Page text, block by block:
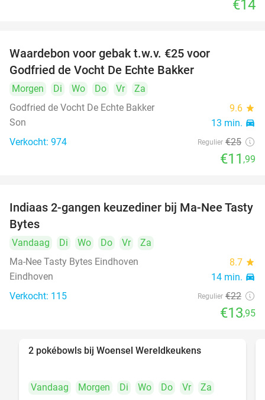
€14
Waardebon voor gebak t.w.v. €25 voor
Godfried de Vocht De Echte Bakker
Morgen Di Wo Do Vr
Za
Godfried de Vocht De Echte Bakker
9.6 star
Son 13 min. directions_car
Verkocht: 974 Regulier €25
€11 ,99
37%
Indiaas 2-gangen keuzediner bij Ma-Nee Tasty
Bytes
Vandaag Di Wo Do Vr
Za
Ma-Nee Tasty Bytes Eindhoven
8.7 star
Eindhoven 14 min. directions_car
Verkocht: 115 Regulier €22
€13,95
2 pokébowls bij Woensel Wereldkeukens
Vandaag Morgen Di Wo Do Vr
Za